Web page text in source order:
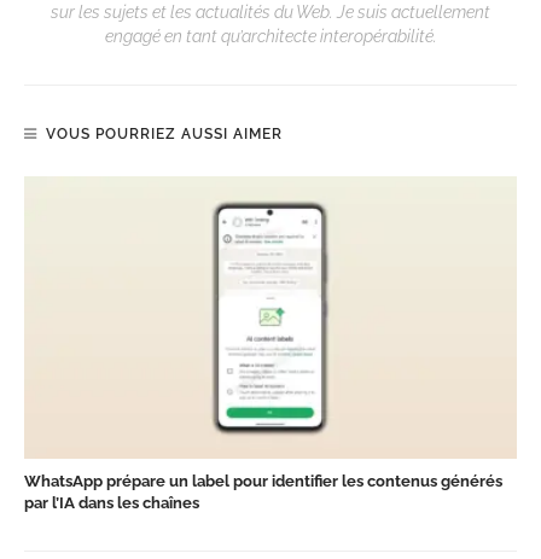
sur les sujets et les actualités du Web. Je suis actuellement
engagé en tant qu’architecte interopérabilité.
VOUS POURRIEZ AUSSI AIMER
WhatsApp prépare un label pour identifier les contenus générés
par l’IA dans les chaînes